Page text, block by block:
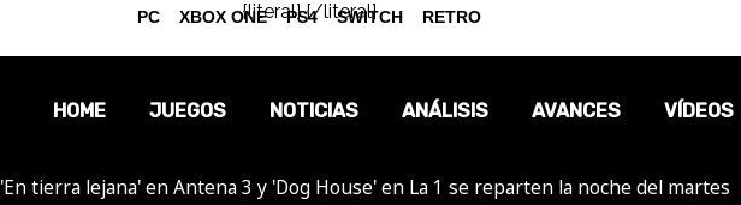
{literal}{/literal}
HOME JUEGOS NOTICIAS
OPINIÓN
ANÁLISIS AVANCES VÍDEOS
'En tierra lejana' en Antena 3 y 'Dog House' en La 1 se reparten la noche del martes
PC XBOX ONE PS4 SWITCH RETRO